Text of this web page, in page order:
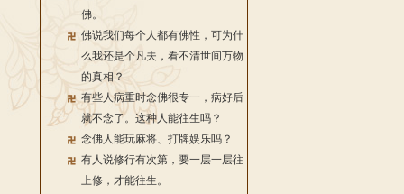
佛。
佛说我们每个人都有佛性，可为什
么我还是个凡夫，看不清世间万物
的真相？
有些人病重时念佛很专一，病好后
就不念了。这种人能往生吗？
念佛人能玩麻将、打牌娱乐吗？
有人说修行有次第，要一层一层往
上修，才能往生。